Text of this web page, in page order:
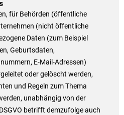
für Behörden (öffentliche
(nicht öffentliche
Daten (zum Beispiel
Geburtsdaten,
E-Mail-Adressen)
oder gelöscht werden,
und Regeln zum Thema
unabhängig von der
betrifft demzufolge auch